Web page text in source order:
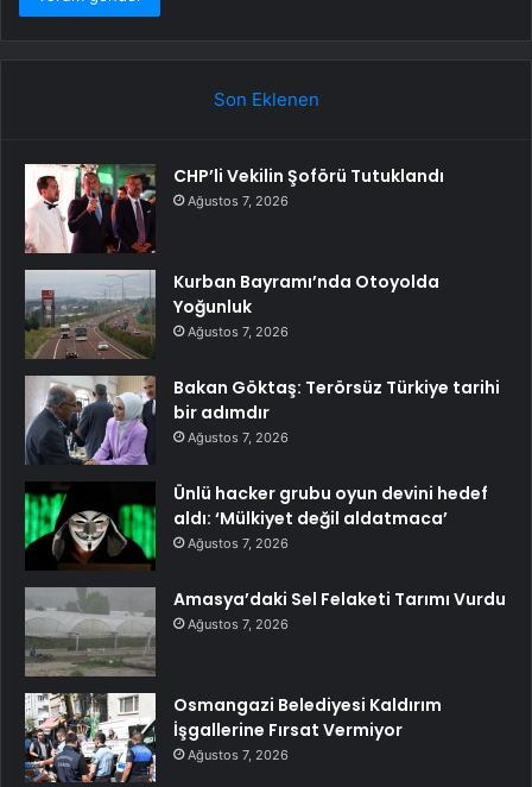
Son Eklenen
CHP’li Vekilin Şoförü Tutuklandı
Ağustos 7, 2026
Kurban Bayramı’nda Otoyolda
Yoğunluk
Ağustos 7, 2026
Bakan Göktaş: Terörsüz Türkiye tarihi
bir adımdır
Ağustos 7, 2026
Ünlü hacker grubu oyun devini hedef
aldı: ‘Mülkiyet değil aldatmaca’
Ağustos 7, 2026
Amasya’daki Sel Felaketi Tarımı Vurdu
Ağustos 7, 2026
Osmangazi Belediyesi Kaldırım
İşgallerine Fırsat Vermiyor
Ağustos 7, 2026